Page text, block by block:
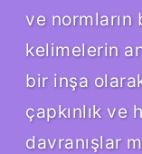
ve normların
kelimelerin
bir inşa
çapkınlık ve
davranışlar